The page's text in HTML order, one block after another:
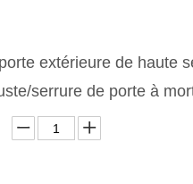
extérieure de haute
serrure de porte à